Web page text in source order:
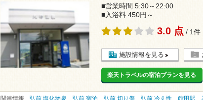
■営業時間 5:30～22:00
■入浴料 450円～
3.0 点 / 1件
施設情報を見る
楽天トラベルの宿泊プランを見る
関連情報 弘前 塩化物泉 弘前 宿泊 弘前 切り傷 弘前 冷え性 館田駅